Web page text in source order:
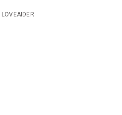
LOVEAIDER